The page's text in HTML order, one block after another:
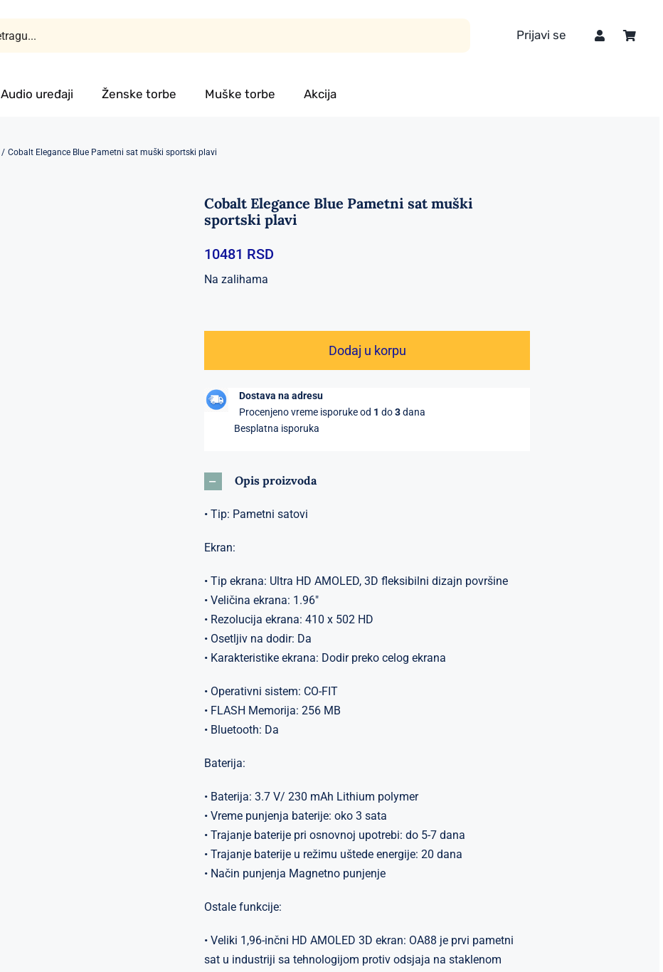
Prijavi se
Audio uređaji Ženske torbe Muške torbe Akcija
Cobalt Elegance Blue Pametni sat muški sportski plavi
Cobalt Elegance Blue Pametni sat muški
sportski plavi
10481 RSD
Na zalihama
Elegance
Dodaj u korpu
Dostava na adresu
Procenjeno vreme isporuke od 1 do3dana
Besplatna isporuka
Opis proizvoda
• Tip: Pametni satovi
Ekran:
• Tip ekrana: Ultra HD AMOLED, 3D fleksibilni dizajn površine
• Veličina ekrana: 1.96″
• Rezolucija ekrana: 410 x 502 HD
• Osetljiv na dodir: Da
• Karakteristike ekrana: Dodir preko celog ekrana
• Operativni sistem: CO-FIT
• FLASH Memorija: 256 MB
• Bluetooth: Da
Baterija:
• Baterija: 3.7 V/ 230 mAh Lithium polymer
• Vreme punjenja baterije: oko 3 sata
• Trajanje baterije pri osnovnoj upotrebi: do 5-7 dana
• Trajanje baterije u režimu uštede energije: 20 dana
• Način punjenja Magnetno punjenje
Ostale funkcije:
• Veliki 1,96-inčni HD AMOLED 3D ekran: OA88 je prvi pametni
sat u industriji sa tehnologijom protiv odsjaja na staklenom